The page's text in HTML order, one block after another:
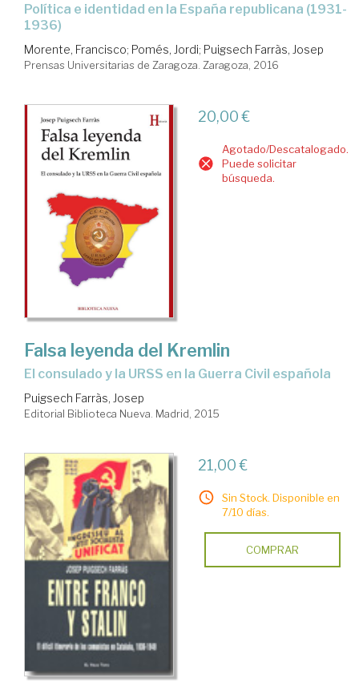
política e identidad en la España republicana (1931-
1936)
Morente, Francisco; Pomés, Jordi; Puigsech Farràs, Josep
Prensas Universitarias de Zaragoza. Zaragoza, 2016
20,00 €
Agotado/Descatalogado.
Puede solicitar
búsqueda.
Falsa leyenda del Kremlin
el consulado y la URSS en la Guerra Civil española
Puigsech Farràs, Josep
Editorial Biblioteca Nueva. Madrid, 2015
21,00 €
Sin Stock. Disponible en
7/10 días.
COMPRAR